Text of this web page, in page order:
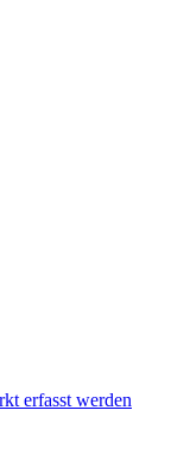
erfasst werden